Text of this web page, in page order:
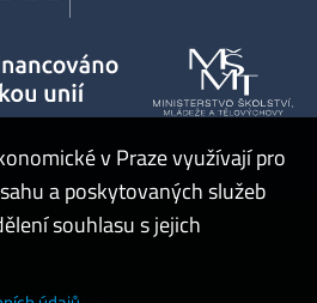
v Praze využívají pro
a poskytovaných služeb
souhlasu s jejich